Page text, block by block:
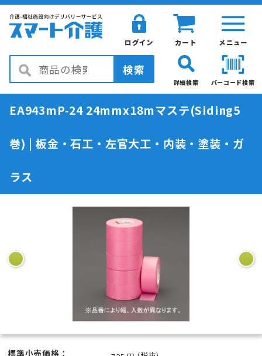
メニュー
カート
ログイン
検索
バーコード検索
詳細検索
EA943mP-24 24mmx18mマステ(Siding5
巻) | 板金・石工・左官大工・内装・塗装・ガ
ラス
標準小売価格：